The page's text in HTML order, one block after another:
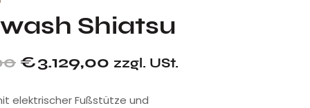
Shiatsu
€3.129,00 zzgl. USt.
elektrischer Fußstütze und